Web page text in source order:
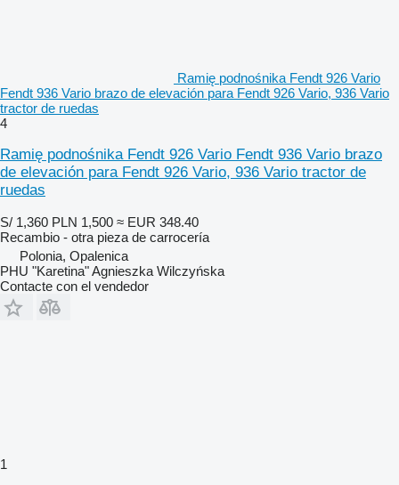
Ramię podnośnika Fendt 926 Vario
Fendt 936 Vario brazo de elevación para Fendt 926 Vario, 936 Vario
tractor de ruedas
4
Ramię podnośnika Fendt 926 Vario Fendt 936 Vario brazo
de elevación para Fendt 926 Vario, 936 Vario tractor de
ruedas
S/ 1,360 PLN 1,500 ≈ EUR 348.40
Recambio - otra pieza de carrocería
Polonia, Opalenica
PHU "Karetina" Agnieszka Wilczyńska
Contacte con el vendedor
1